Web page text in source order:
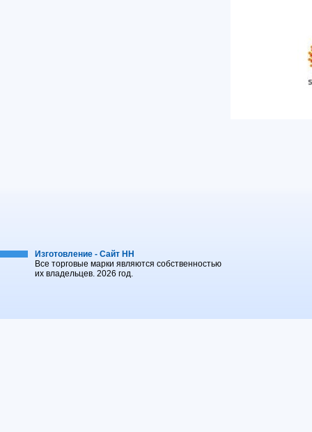
Изготовление - Сайт НН
Все торговые марки являются собственностью
их владельцев. 2026 год.